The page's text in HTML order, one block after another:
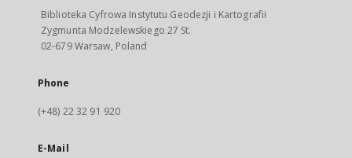
Biblioteka Cyfrowa Instytutu Geodezji i Kartografii
Zygmunta Modzelewskiego 27 St.
02-679 Warsaw, Poland
Phone
(+48) 22 32 91 920
E-Mail